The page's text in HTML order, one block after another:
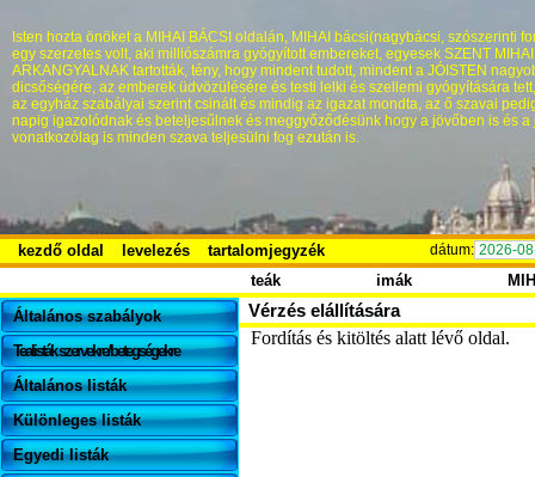
Isten hozta önöket a MIHAI BÁCSI oldalán, MIHAI bácsi(nagybácsi, szószerinti
egy szerzetes volt, aki milliószámra gyógyított embereket, egyesek SZENT
ARKANGYALNAK tartották, tény, hogy mindent tudott, mindent a JÓISTEN
dicsőségére, az emberek üdvözülésére és testi lelki és szellemi gyógyítására
az egyház szabályai szerint csinált és mindig az igazat mondta, az ő szavai
napig igazolódnak és beteljesűlnek és meggyőződésünk hogy a jövőben is és a
vonatkozólag is minden szava teljesülni fog ezután is.
kezdő oldal levelezés tartalomjegyzék dátum: 2026-
teák imák
Általános szabályok
Tealisták szervekre/betegségekre
Általános listák
Különleges listák
Egyedi listák
Vérzés elállítására
Fordítás és kitöltés alatt lévő oldal.